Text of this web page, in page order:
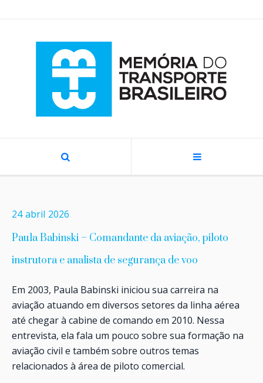
24 abril 2026
Paula Babinski – Comandante da aviação, piloto
instrutora e analista de segurança de voo
Em 2003, Paula Babinski iniciou sua carreira na
aviação atuando em diversos setores da linha aérea
até chegar à cabine de comando em 2010. Nessa
entrevista, ela fala um pouco sobre sua formação na
aviação civil e também sobre outros temas
relacionados à área de piloto comercial.